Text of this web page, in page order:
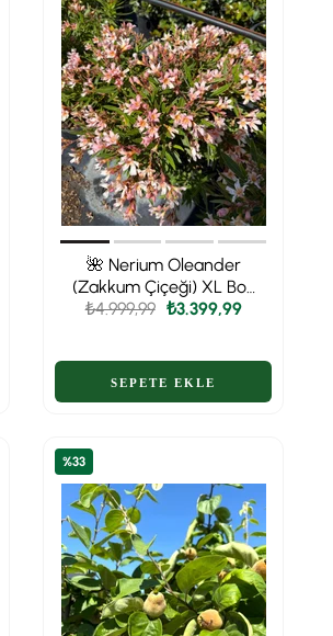
🌺 Nerium Oleander
(Zakkum Çiçeği) XL Boy
- Akdeniz Ateşi🌺
₺3.399,99
₺4.999,99
%33